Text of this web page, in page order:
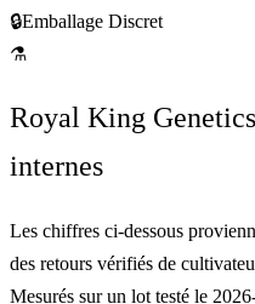
🔒Emballage Discret
⚗
Royal King
internes
Les chiffres ci-dessous
des retours vérifiés de
Mesurés sur un lot testé le